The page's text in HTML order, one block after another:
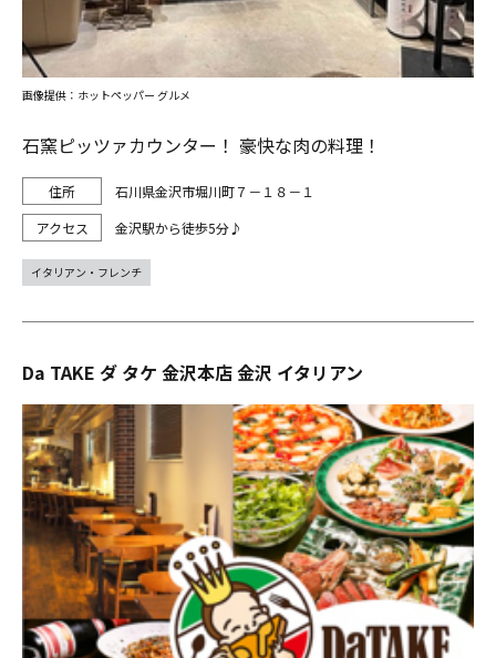
石窯ピッツァカウンター！ 豪快な肉の料理！
石川県金沢市堀川町７－１８－１
金沢駅から徒歩5分♪
画像提供：ホットペッパー グルメ
イタリアン・フレンチ
Da TAKE ダ タケ 金沢本店 金沢 イタリアン